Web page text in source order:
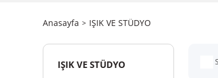
Anasayfa IŞIK VE STÜDYO
IŞIK VE STÜDYO